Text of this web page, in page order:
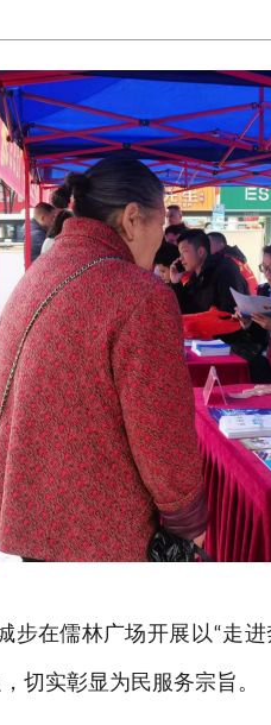
步在儒林广场开展以“走
切实彰显为民服务宗旨。